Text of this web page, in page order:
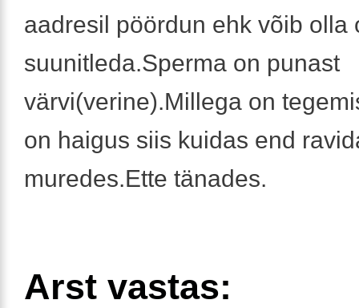
aadresil pöördun ehk võib olla
suunitleda.Sperma on punast
värvi(verine).Millega on
on haigus siis kuidas end
muredes.Ette tänades.
Arst vastas: